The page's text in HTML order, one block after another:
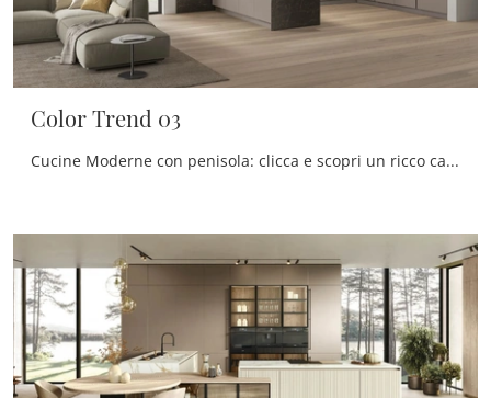
Color Trend 03
Cucine Moderne con penisola: clicca e scopri un ricco catalogo di soluzioni del brand Stosa, tra cui il modello Color Trend 03.